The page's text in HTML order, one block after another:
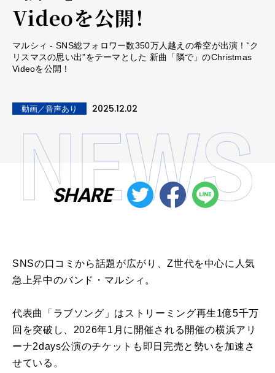
Videoを公開！
マルシィ - SNS総フォロワー数350万人越えの希空が出演！“ク
リスマスの思い出”をテーマとした 新曲「隣で」のChristmas
Videoを公開！
動画／音声あり 2025.12.02
SHARE
SNSの口コミから話題が広がり、Z世代を中心に人気
急上昇中のバンド・マルシィ。
代表曲「ラブソング」はストリーミング再生1億5千万
回を突破し、2026年1月に開催される開催の横浜アリ
ーナ2days公演のチケットも即日完売と勢いを加速さ
せている。